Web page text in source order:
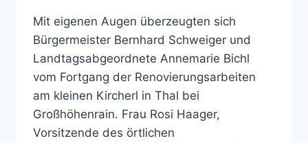
Mit eigenen Augen überzeugten sich
Bürgermeister Bernhard Schweiger und
Landtagsabgeordnete Annemarie Bichl
vom Fortgang der Renovierungsarbeiten
am kleinen Kircherl in Thal bei
Großhöhenrain. Frau Rosi Haager,
Vorsitzende des örtlichen